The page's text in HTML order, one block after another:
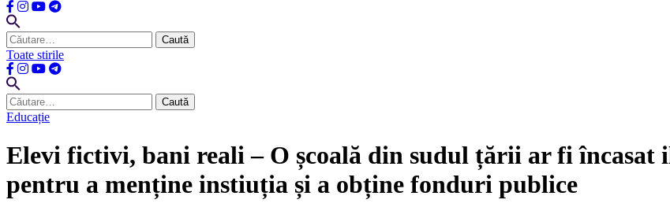
Caută
după:
Toate stirile
Caută
după:
Educație
Elevi fictivi, bani reali – O școală din sudul țării ar fi încasat
pentru a menține instiuția și a obține fonduri publice